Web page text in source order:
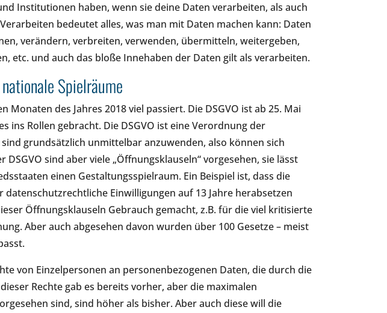
Institutionen haben, wenn sie deine Daten verarbeiten, als auch
bedeutet alles, was man mit Daten machen kann: Daten
verändern, verbreiten, verwenden, übermitteln, weitergeben,
etc. und auch das bloße Innehaben der Daten gilt als verarbeiten.
Spielräume
des Jahres 2018 viel passiert. Die DSGVO ist ab 25. Mai
ins Rollen gebracht. Die DSGVO ist eine Verordnung der
grundsätzlich unmittelbar anzuwenden, also können sich
sind aber viele „Öffnungsklauseln“ vorgesehen, sie lässt
einen Gestaltungsspielraum. Ein Beispiel ist, dass die
Einwilligungen auf 13 Jahre herabsetzen
Öffnungsklauseln Gebrauch gemacht, z.B. für die viel kritisierte
Aber auch abgesehen davon wurden über 100 Gesetze – meist
von Einzelpersonen an personenbezogenen Daten, die durch die
Rechte gab es bereits vorher, aber die maximalen
sind, sind höher als bisher. Aber auch diese will die